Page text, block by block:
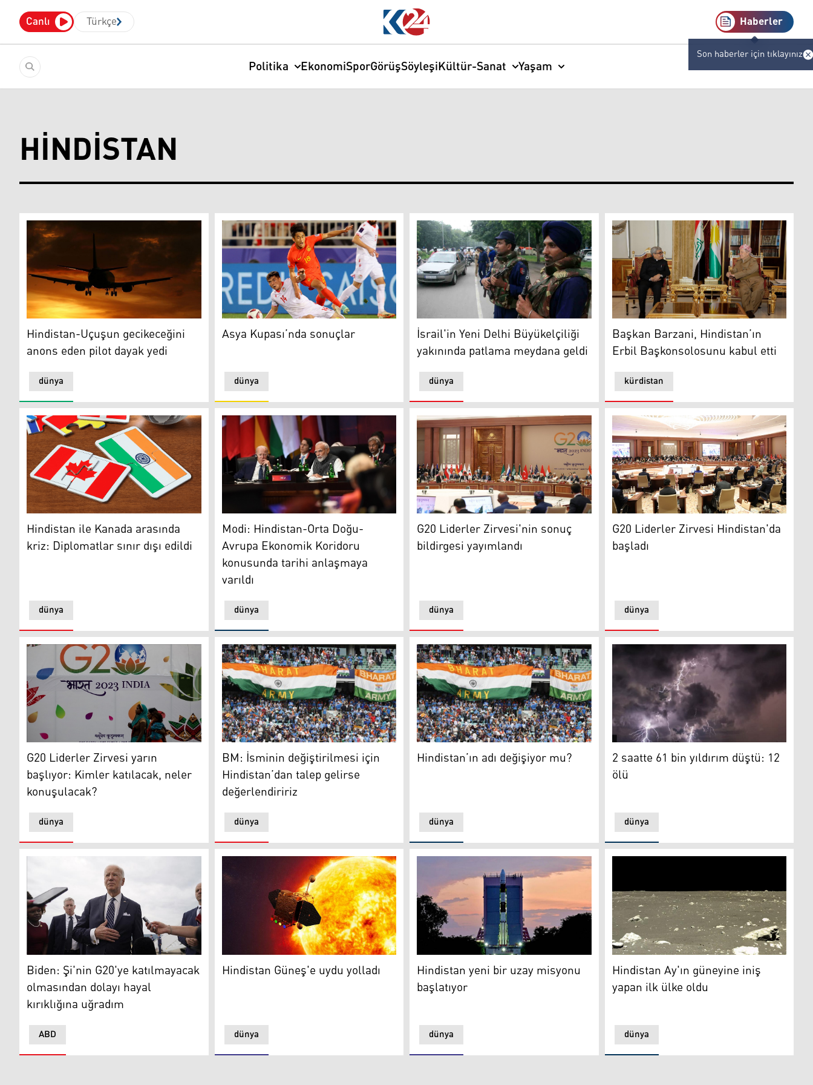
Canlı Türkçe Haberler
Son haberler için tıklayınız
Politika EkonomiSporGörüşSöyleşiKültür-Sanat Yaşam
HINDISTAN
Hindistan-Uçuşun gecikeceğini anons eden pilot dayak yedi
dünya
Hindistan-Uçuşun gecikeceğini
anons eden pilot dayak yedi
Asya Kupası’nda sonuçlar
dünya
Asya Kupası’nda sonuçlar Hindistan polisi
dünya
İsrail'in Yeni Delhi Büyükelçiliği
yakınında patlama meydana geldi
Başkan Barzani, Hindistan’ın Erbil
kürdistan
Başkan Barzani, Hindistan’ın
Erbil Başkonsolosunu kabul etti
Hindistan ile Kanada arasında kriz: Diplomatlar sınır dışı edildi
dünya
Hindistan ile Kanada arasında
kriz: Diplomatlar sınır dışı edildi
Modi: Hindistan-Orta Doğu-Avrupa Ekonomik Koridoru konusunda tarihi anlaşmaya varıldı
dünya
Modi: Hindistan-Orta Doğu-
Avrupa Ekonomik Koridoru
konusunda tarihi anlaşmaya
varıldı
G20 Liderler Zirvesi'nin sonuç bildirgesi yayımlandı
dünya
G20 Liderler Zirvesi'nin sonuç
bildirgesi yayımlandı
G20 Liderler Zirvesi Hindistan'da başladı
dünya
G20 Liderler Zirvesi Hindistan'da
başladı
G20 Liderler Zirvesi yarın başlıyor: Kimler katılacak, neler konuşulacak?
dünya
G20 Liderler Zirvesi yarın
başlıyor: Kimler katılacak, neler
konuşulacak?
BM: İsminin değiştirilmesi için Hindistan’dan talep gelirse değerlendiririz
dünya
BM: İsminin değiştirilmesi için
Hindistan’dan talep gelirse
değerlendiririz
Foto: AP
dünya
Hindistan’ın adı değişiyor mu? 2 saatte 61 bin yıldırım düştü: 12 ölü
dünya
2 saatte 61 bin yıldırım düştü: 12
ölü
Biden: Şi'nin G20'ye katılmayacak olmasından dolayı hayal kırıklığına uğradım
ABD
Biden: Şi'nin G20'ye katılmayacak
olmasından dolayı hayal
kırıklığına uğradım
Hindistan Güneş'e uydu yolladı
dünya
Hindistan Güneş'e uydu yolladı Hindistan yeni bir uzay misyonu başlatıyor
dünya
Hindistan yeni bir uzay misyonu
başlatıyor
Hindistan Ay'ın güneyine iniş yapan ilk ülke
dünya
Hindistan Ay'ın güneyine iniş
yapan ilk ülke oldu